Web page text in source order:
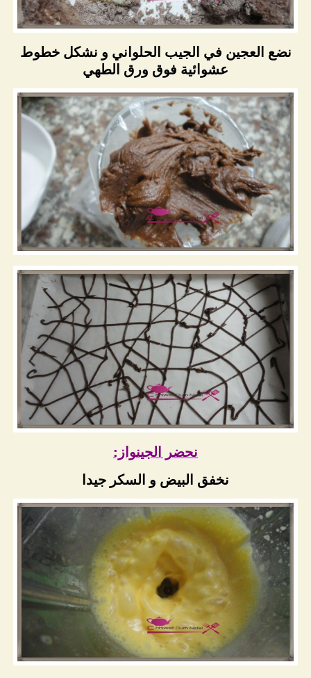
نضع العجين في الجيب الحلواني و نشكل خطوط
عشوائية فوق ورق الطهي
نحضر الجينواز:
نخفق البيض و السكر جيدا